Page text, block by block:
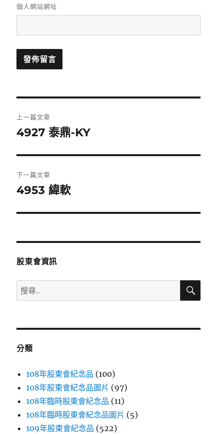
個人網站網址
章
覽
上一篇文章
上
篇
文
章:
4927 泰鼎-KY
下一篇文章
下
篇
章:
4953 緯軟
股東會資訊
搜
尋
鍵
搜
分類
108年股東會紀念品 (100)
108年股東會紀念品圖片 (97)
108年臨時股東會紀念品 (11)
108年臨時股東會紀念品圖片 (5)
109年股東會紀念品 (522)